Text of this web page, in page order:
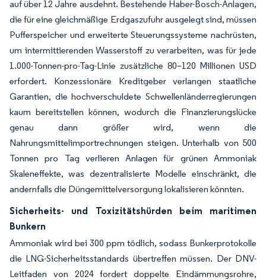
auf über 12 Jahre ausdehnt. Bestehende Haber-Bosch-Anlagen,
die für eine gleichmäßige Erdgaszufuhr ausgelegt sind, müssen
Pufferspeicher und erweiterte Steuerungssysteme nachrüsten,
um intermittierenden Wasserstoff zu verarbeiten, was für jede
1.000-Tonnen-pro-Tag-Linie zusätzliche 80–120 Millionen USD
erfordert. Konzessionäre Kreditgeber verlangen staatliche
Garantien, die hochverschuldete Schwellenländerregierungen
kaum bereitstellen können, wodurch die Finanzierungslücke
genau dann größer wird, wenn die
Nahrungsmittelimportrechnungen steigen. Unterhalb von 500
Tonnen pro Tag verlieren Anlagen für grünen Ammoniak
Skaleneffekte, was dezentralisierte Modelle einschränkt, die
andernfalls die Düngemittelversorgung lokalisieren könnten.
Sicherheits- und Toxizitätshürden beim maritimen
Bunkern
Ammoniak wird bei 300 ppm tödlich, sodass Bunkerprotokolle
die LNG-Sicherheitsstandards übertreffen müssen. Der DNV-
Leitfaden von 2024 fordert doppelte Eindämmungsrohre,